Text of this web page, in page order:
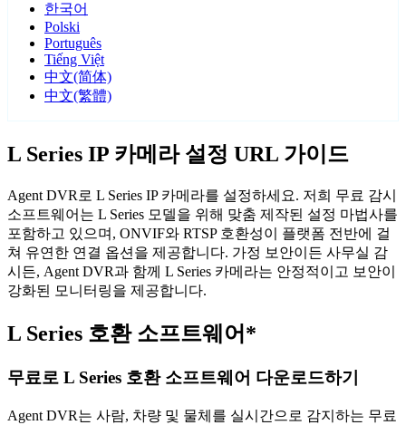
한국어
Polski
Português
Tiếng Việt
中文(简体)
中文(繁體)
L Series IP 카메라 설정 URL 가이드
Agent DVR로 L Series IP 카메라를 설정하세요. 저희 무료 감시
소프트웨어는 L Series 모델을 위해 맞춤 제작된 설정 마법사를
포함하고 있으며, ONVIF와 RTSP 호환성이 플랫폼 전반에 걸
쳐 유연한 연결 옵션을 제공합니다. 가정 보안이든 사무실 감
시든, Agent DVR과 함께 L Series 카메라는 안정적이고 보안이
강화된 모니터링을 제공합니다.
L Series 호환 소프트웨어*
무료로 L Series 호환 소프트웨어 다운로드하기
Agent DVR는 사람, 차량 및 물체를 실시간으로 감지하는 무료